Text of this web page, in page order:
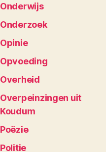
Onderwijs
Onderzoek
Opinie
Opvoeding
Overheid
Overpeinzingen uit
Koudum
Poëzie
Politie